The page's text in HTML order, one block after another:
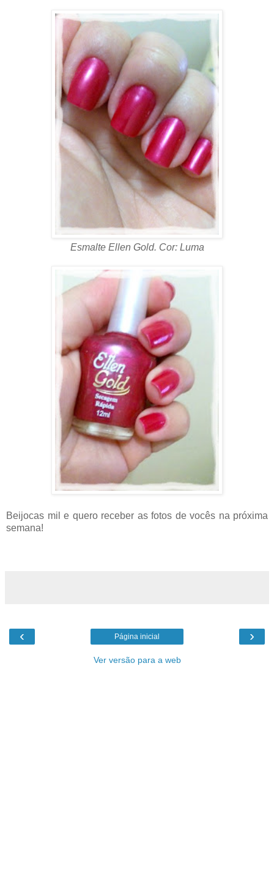
Esmalte Ellen Gold. Cor: Luma
Beijocas mil e quero receber as fotos de vocês na próxima
semana!
‹ ›
Página inicial
Ver versão para a web